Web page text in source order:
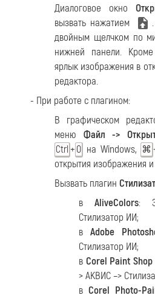
Диалоговое окно
вызвать нажатием
двойным щелчком по
нижней панели.
ярлык изображения в
редактора.
- При работе с плагином:
В графическом
меню Файл ->
Ctrl + O на Windows, ⌘
открытия изображения
Вызвать плагин
вAliveColors:
Стилизатор ИИ;
вAdobe
Стилизатор ИИ;
в Corel Paint
> АКВИС –>
в Corel Photo-